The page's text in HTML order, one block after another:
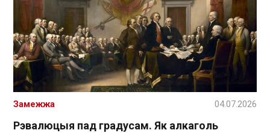
Рэвалюцыя пад градусам. Як алкаголь
Замежжа 04.07.2026